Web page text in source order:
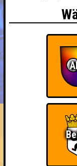
Seitenquiz
"Verflixte Sieben" ·